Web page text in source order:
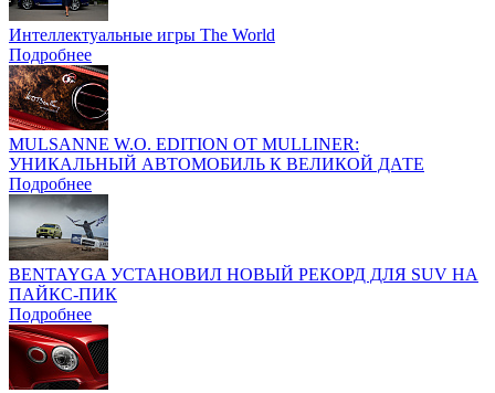
Интеллектуальные игры The World
Подробнее
MULSANNE W.O. EDITION ОТ MULLINER:
УНИКАЛЬНЫЙ АВТОМОБИЛЬ К ВЕЛИКОЙ ДАТЕ
Подробнее
BENTAYGA УСТАНОВИЛ НОВЫЙ РЕКОРД ДЛЯ SUV НА
ПАЙКС-ПИК
Подробнее